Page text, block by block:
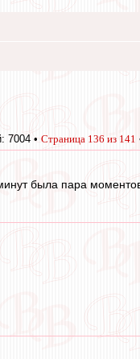
7004 • Страница 136 из 141
была пара